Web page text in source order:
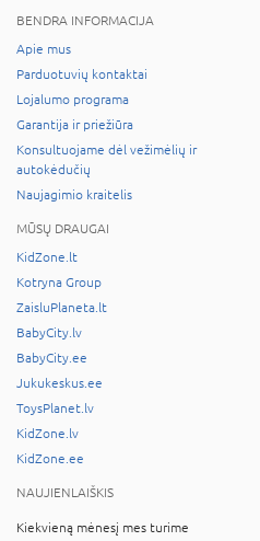
BENDRA INFORMACIJA
Apie mus
Parduotuvių kontaktai
Lojalumo programa
Garantija ir priežiūra
Konsultuojame dėl vežimėlių ir
autokėdučių
Naujagimio kraitelis
MŪSŲ DRAUGAI
KidZone.lt
Kotryna Group
ZaisluPlaneta.lt
BabyCity.lv
BabyCity.ee
Jukukeskus.ee
ToysPlanet.lv
KidZone.lv
KidZone.ee
NAUJIENLAIŠKIS
Kiekvieną mėnesį mes turime